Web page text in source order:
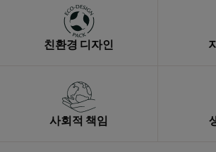
친환경 디자인
사회적 책임